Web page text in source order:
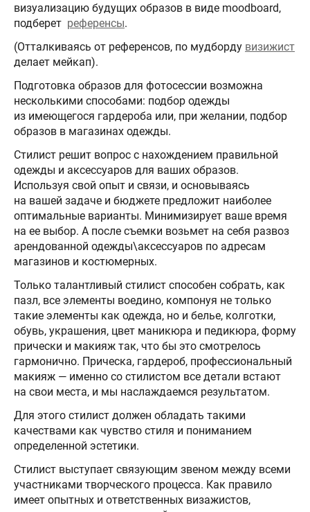
визуализацию будущих образов в виде moodboard,
подберет референсы.
(Отталкиваясь от референсов, по мудборду визижист
делает мейкап).
Подготовка образов для фотосессии возможна
несколькими способами: подбор одежды
из имеющегося гардероба или, при желании, подбор
образов в магазинах одежды.
Стилист решит вопрос с нахождением правильной
одежды и аксессуаров для ваших образов.
Используя свой опыт и связи, и основываясь
на вашей задаче и бюджете предложит наиболее
оптимальные варианты. Минимизирует ваше время
на ее выбор. А после съемки возьмет на себя развоз
арендованной одежды\аксессуаров по адресам
магазинов и костюмерных.
Только талантливый стилист способен собрать, как
пазл, все элементы воедино, компонуя не только
такие элементы как одежда, но и белье, колготки,
обувь, украшения, цвет маникюра и педикюра, форму
прически и макияж так, что бы это смотрелось
гармонично. Прическа, гардероб, профессиональный
макияж — именно со стилистом все детали встают
на свои места, и мы наслаждаемся результатом.
Для этого стилист должен обладать такими
качествами как чувство стиля и пониманием
определенной эстетики.
Стилист выступает связующим звеном между всеми
участниками творческого процесса. Как правило
имеет опытных и ответственных визажистов,